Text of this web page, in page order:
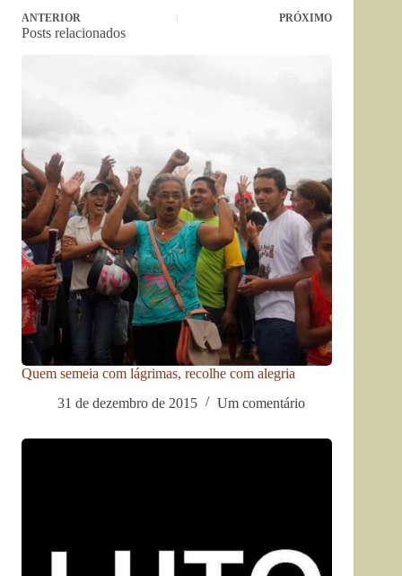
ANTERIOR PRÓXIMO
Posts relacionados
Quem semeia com lágrimas, recolhe com alegria
31 de dezembro de 2015
Um comentário